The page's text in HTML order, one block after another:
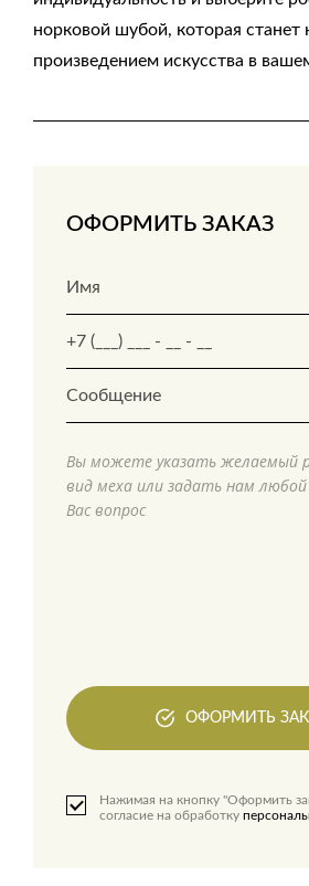
норковой шубой, которая
произведением искусства в
ОФОРМИТЬ ЗАКАЗ
Вы можете указать желаемый
вид меха или задать нам
Вас вопрос
ОФОРМИТЬ
Нажимая на кнопку "Оформить
согласие на обработку